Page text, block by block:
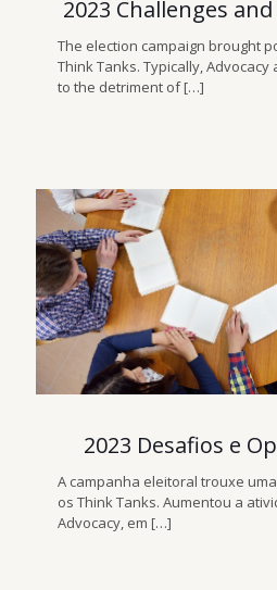
2023 Challenges
The election campaign brought
Think Tanks. Typically,
to the detriment of[…]
2023 Desafios e
A campanha eleitoral trouxe
os Think Tanks. Aumentou a
Advocacy, em […]